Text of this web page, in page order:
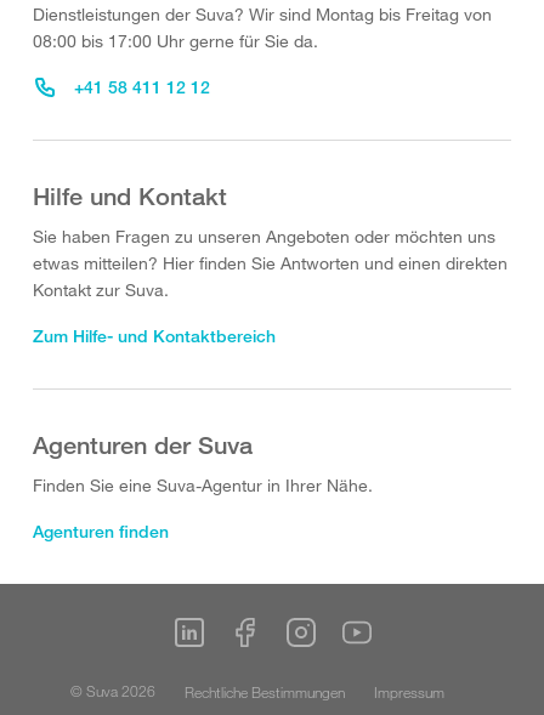
Dienstleistungen der Suva? Wir sind Montag bis Freitag von
08:00 bis 17:00 Uhr gerne für Sie da.
+41 58 411 12 12
Hilfe und Kontakt
Sie haben Fragen zu unseren Angeboten oder möchten uns
etwas mitteilen? Hier finden Sie Antworten und einen direkten
Kontakt zur Suva.
Zum Hilfe- und Kontaktbereich
Agenturen der Suva
Finden Sie eine Suva-Agentur in Ihrer Nähe.
Agenturen finden
© Suva 2026 Rechtliche Bestimmungen Impressum